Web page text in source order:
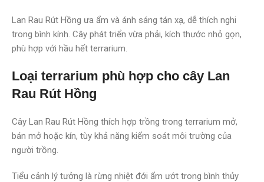
Lan Rau Rút Hồng ưa ẩm và ánh sáng tán xạ, dễ thích nghi
trong bình kính. Cây phát triển vừa phải, kích thước nhỏ gọn,
phù hợp với hầu hết terrarium.
Loại terrarium phù hợp cho cây Lan
Rau Rút Hồng
Cây Lan Rau Rút Hồng thích hợp trồng trong terrarium mở,
bán mở hoặc kín, tùy khả năng kiểm soát môi trường của
người trồng.
Tiểu cảnh lý tưởng là rừng nhiệt đới ẩm ướt trong bình thủy